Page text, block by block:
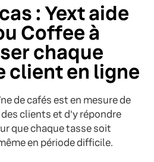
: Yext aide
Coffee à
chaque
client en ligne
de cafés est en mesure de
clients et d'y répondre
que chaque tasse soit
en période difficile.